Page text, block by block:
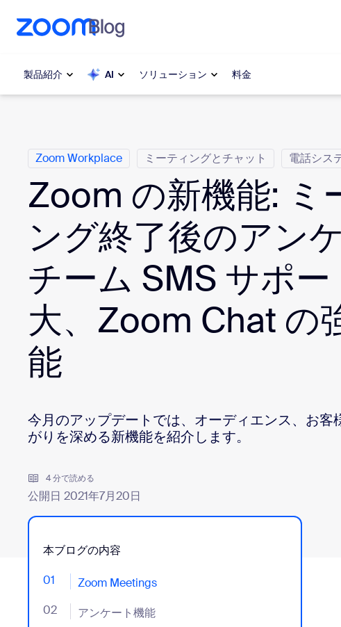
テンツへスキップ
ャットへスキップ
製品紹介 AI ソリューション 料金
Zoom Workplace
Zoomビジネスサービス
Zoom CX
Zoom AI
デベロッパー
アプリと連携
注目を集めて
My Notes
ZoomMate
電話
Contact
Bonsai
デスクトップにインストール
ダウンロードセンター
お問い合わせ
+1.888.799.9666 +1-888-303-1012
カ テ ゴ リ
Zoom Workplace ミーティングとチャット 電話シス
Zoom の新機能: ミ
ング終了後のアンケ
チーム SMS サポ
大、Zoom Chat の
能
今月のアップデートでは、オーディエンス、お客
がりを深める新機能を紹介します。
4 分で読める
公開日 2021年7月20日
本ブログの内容
01 Zoom Meetings
- Jumplink to Zoom Meetings
02 アンケート機能
- Jumplink to アンケート機能